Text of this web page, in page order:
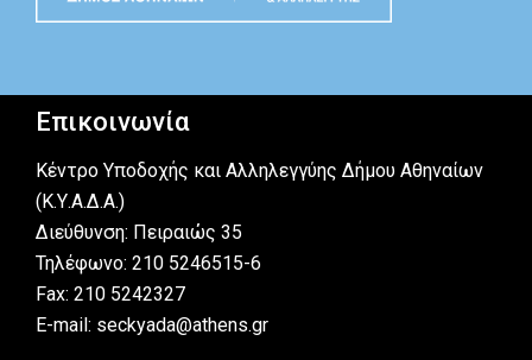
Επικοινωνία
Κέντρο Υποδοχής και Αλληλεγγύης Δήμου Αθηναίων
(Κ.Υ.Α.Δ.Α.)
Διεύθυνση: Πειραιώς 35
Τηλέφωνο: 210 5246515-6
Fax: 210 5242327
E-mail: seckyada@athens.gr